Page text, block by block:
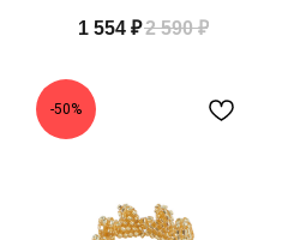
1 554 ₽2 590 ₽
-50%